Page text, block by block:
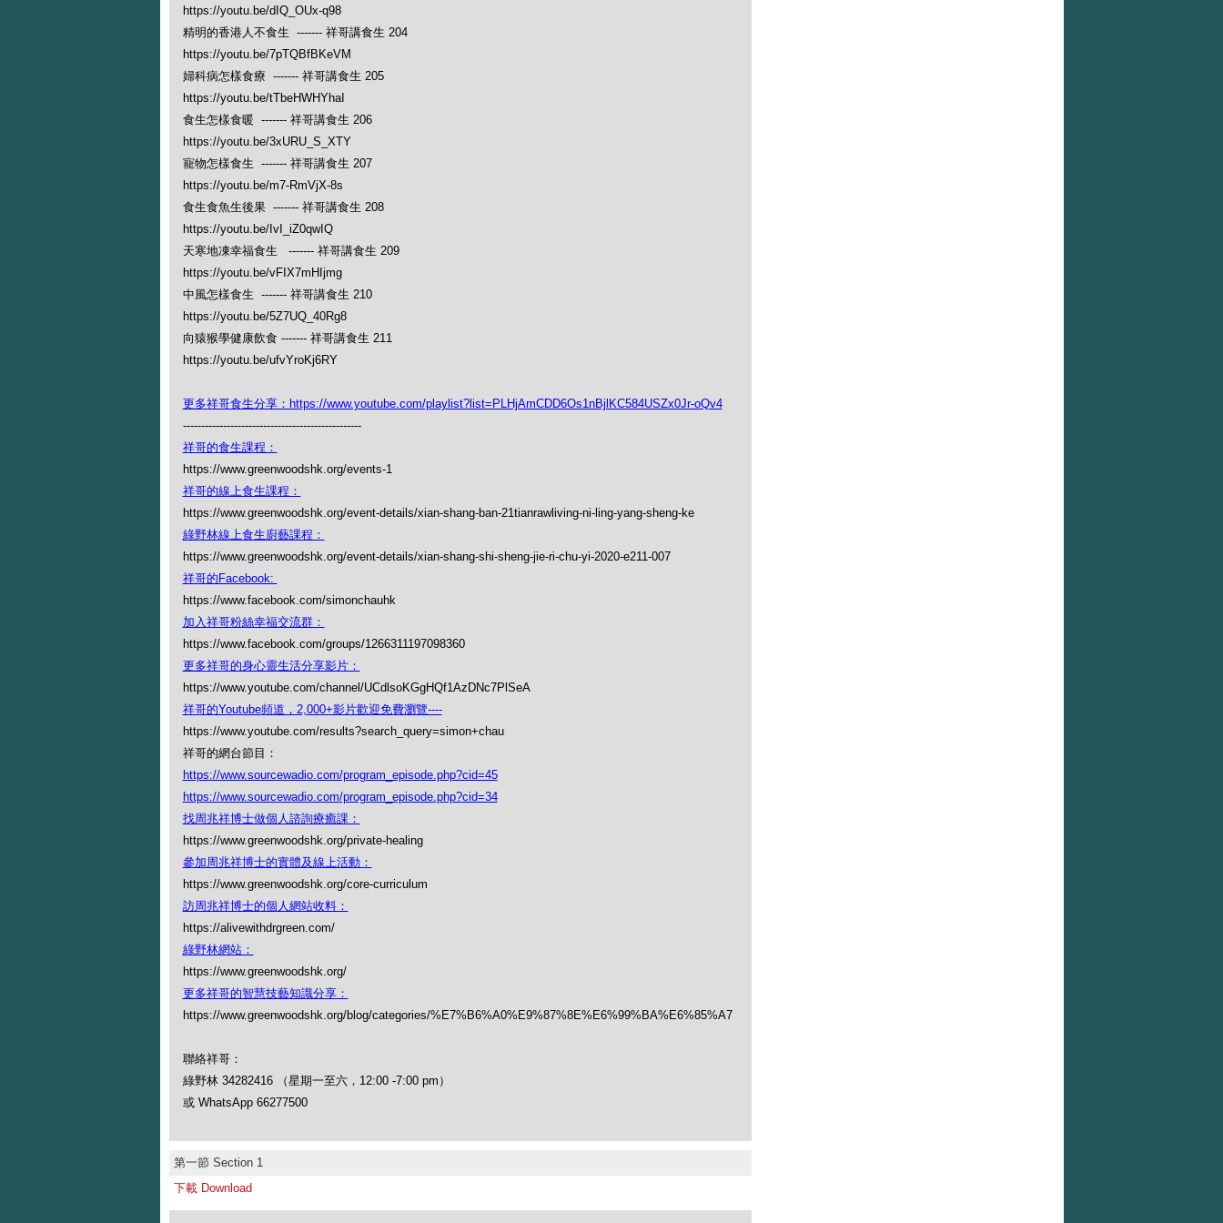
https://youtu.be/dIQ_OUx-q98
精明的香港人不食生 ------- 祥哥講食生 204
https://youtu.be/7pTQBfBKeVM
婦科病怎樣食療 ------- 祥哥講食生 205
https://youtu.be/tTbeHWHYhaI
食生怎樣食暖 ------- 祥哥講食生 206
https://youtu.be/3xURU_S_XTY
寵物怎樣食生 ------- 祥哥講食生 207
https://youtu.be/m7-RmVjX-8s
食生食魚生後果 ------- 祥哥講食生 208
https://youtu.be/IvI_iZ0qwIQ
天寒地凍幸福食生 ------- 祥哥講食生 209
https://youtu.be/vFIX7mHIjmg
中風怎樣食生 ------- 祥哥講食生 210
https://youtu.be/5Z7UQ_40Rg8
向猿猴學健康飲食 ------- 祥哥講食生 211
https://youtu.be/ufvYroKj6RY
更多祥哥食生分享：https://www.youtube.com/playlist?list=PLHjAmCDD6Os1nBjlKC584USZx0Jr-oQv4
-------------------------------------------------
祥哥的食生課程：
https://www.greenwoodshk.org/events-1
祥哥的線上食生課程：
https://www.greenwoodshk.org/event-details/xian-shang-ban-21tianrawliving-ni-ling-yang-sheng-ke
綠野林線上食生廚藝課程：
https://www.greenwoodshk.org/event-details/xian-shang-shi-sheng-jie-ri-chu-yi-2020-e211-007
祥哥的Facebook:
https://www.facebook.com/simonchauhk
加入祥哥粉絲幸福交流群：
https://www.facebook.com/groups/1266311197098360
更多祥哥的身心靈生活分享影片：
https://www.youtube.com/channel/UCdlsoKGgHQf1AzDNc7PlSeA
祥哥的Youtube頻道，2,000+影片歡迎免費瀏覽----
https://www.youtube.com/results?search_query=simon+chau
祥哥的網台節目：
https://www.sourcewadio.com/program_episode.php?cid=45
https://www.sourcewadio.com/program_episode.php?cid=34
找周兆祥博士做個人諮詢療癒課：
https://www.greenwoodshk.org/private-healing
參加周兆祥博士的實體及線上活動：
https://www.greenwoodshk.org/core-curriculum
訪周兆祥博士的個人網站收料：
https://alivewithdrgreen.com/
綠野林網站：
https://www.greenwoodshk.org/
更多祥哥的智慧技藝知識分享：
https://www.greenwoodshk.org/blog/categories/%E7%B6%A0%E9%87%8E%E6%99%BA%E6%85%A7
聯絡祥哥：
綠野林 34282416 （星期一至六，12:00 -7:00 pm）
或 WhatsApp 66277500
第一節 Section 1
下載 Download